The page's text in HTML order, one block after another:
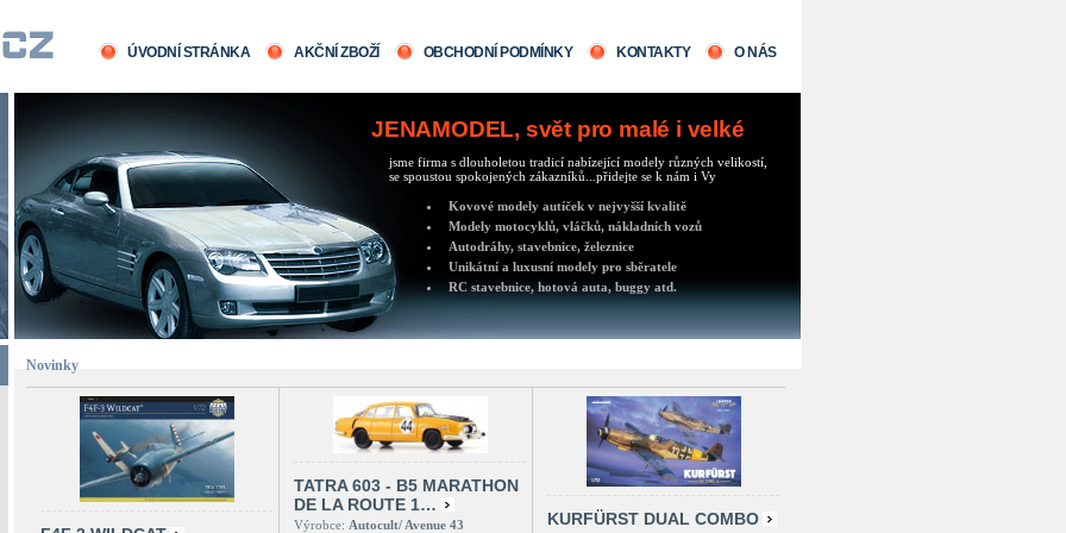
ÚVODNÍ STRÁNKA AKČNÍ ZBOŽÍ OBCHODNÍ PODMÍNKY KONTAKTY O NÁS
JENAMODEL, svět pro malé i velké
jsme firma s dlouholetou tradicí nabízející modely různých velikostí,
se spoustou spokojených zákazníků...přidejte se k nám i Vy
Kovové modely autíček v nejvyšší kvalitě
Modely motocyklů, vláčků, nákladních vozů
Autodráhy, stavebnice, železnice
Unikátní a luxusní modely pro sběratele
RC stavebnice, hotová auta, buggy atd.
Novinky
TATRA 603 - B5 MARATHON
DE LA ROUTE 1…
Výrobce: Autocult/ Avenue 43 KURFÜRST DUAL COMBO